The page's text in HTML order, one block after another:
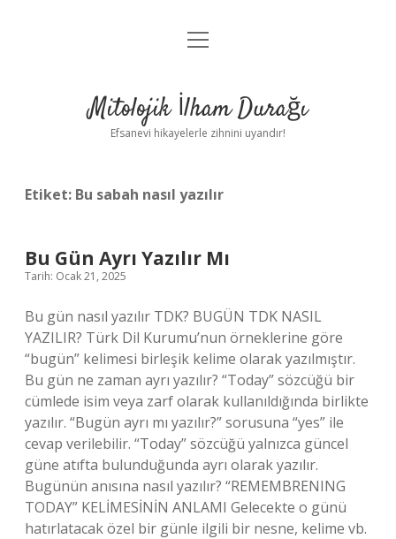
Anasayfa
Yasal Uyarı
menüyü
Mitolojik İlham Durağı
Efsanevi hikayelerle zihnini uyandır!
Etiket: Bu sabah nasıl yazılır
Bu Gün Ayrı Yazılır Mı
Tarih: Ocak 21, 2025
Bu gün nasıl yazılır TDK? BUGÜN TDK NASIL
YAZILIR? Türk Dil Kurumu’nun örneklerine göre
“bugün” kelimesi birleşik kelime olarak yazılmıştır.
Bu gün ne zaman ayrı yazılır? “Today” sözcüğü bir
cümlede isim veya zarf olarak kullanıldığında birlikte
yazılır. “Bugün ayrı mı yazılır?” sorusuna “yes” ile
cevap verilebilir. “Today” sözcüğü yalnızca güncel
güne atıfta bulunduğunda ayrı olarak yazılır.
Bugünün anısına nasıl yazılır? “REMEMBRENING
TODAY” KELİMESİNİN ANLAMI Gelecekte o günü
hatırlatacak özel bir günle ilgili bir nesne, kelime vb.